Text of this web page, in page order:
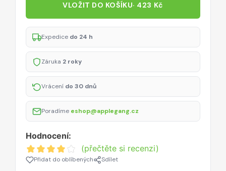
VLOŽIT DO KOŠÍKU· 423 Kč
Expedice do 24 h
Záruka 2 roky
Vrácení do 30 dnů
Poradíme eshop@applegang.cz
Hodnocení:
(přečtěte si recenzi)
Přidat do oblíbených Sdílet